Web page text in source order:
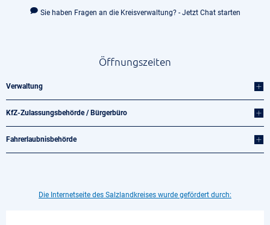
Sie haben Fragen an die Kreisverwaltung? - Jetzt Chat starten
Öffnungszeiten
Verwaltung
KfZ-Zulassungsbehörde / Bürgerbüro
Fahrerlaubnisbehörde
Die Internetseite des Salzlandkreises wurde gefördert durch: